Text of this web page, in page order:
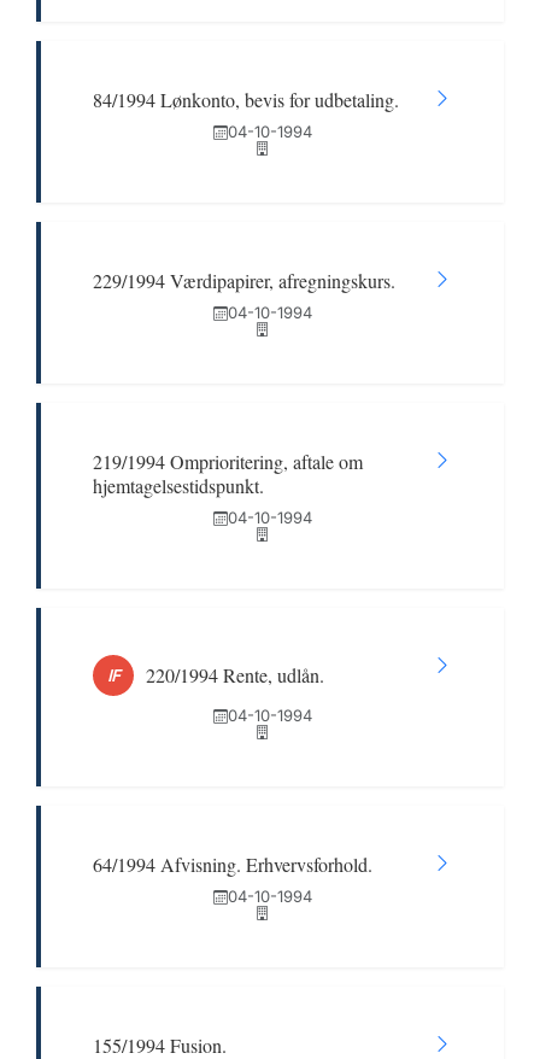
84/1994 Lønkonto, bevis for udbetaling.
04-10-1994
229/1994 Værdipapirer, afregningskurs.
04-10-1994
219/1994 Omprioritering, aftale om
hjemtagelsestidspunkt.
04-10-1994
IF 220/1994 Rente, udlån.
04-10-1994
64/1994 Afvisning. Erhvervsforhold.
04-10-1994
155/1994 Fusion.